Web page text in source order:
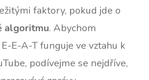
faktory, pokud jde o
algoritmu. Abychom
E-A-T funguje ve vztahu k
podívejme se nejdříve,